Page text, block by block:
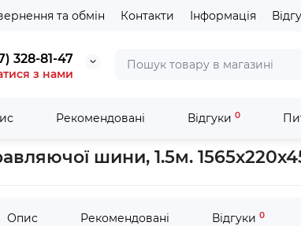
та обмін Контакти Інформація
328-81-47
з нами
Рекомендовані Відгуки 0
дискових, настільних, торцювальних пил
шини, 1.5м.
Опис Рекомендовані Відгуки 0